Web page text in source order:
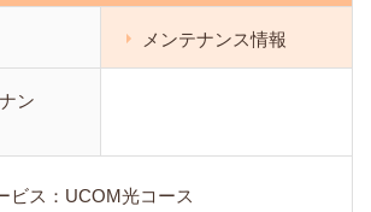
メンテナンス情報
ン
ビス：UCOM光コース